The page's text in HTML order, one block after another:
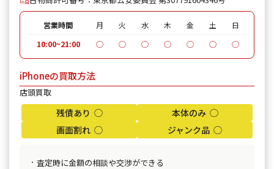
営業時間 月 火 水 木 金 土
日
10:00~21:00
◯ ◯ ◯ ◯ ◯ ◯ ◯
iPhoneの買取方法
店頭買取
残債あり ◯
本体のみ ◯
画面割れ ◯
ジャンク品 ◯
査定時に金額の相談や交渉ができる